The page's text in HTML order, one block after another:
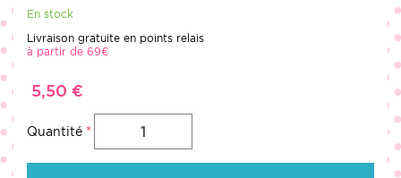
En stock
Livraison gratuite en points relais
à partir de 69€
5,50 €
Quantité